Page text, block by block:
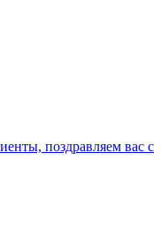
поздравляем вас с